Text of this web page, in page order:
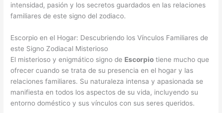
intensidad, pasión y los secretos guardados en las relaciones
familiares de este signo del zodiaco.
Escorpio en el Hogar: Descubriendo los Vínculos Familiares de
este Signo Zodiacal Misterioso
El misterioso y enigmático signo de Escorpio tiene mucho que
ofrecer cuando se trata de su presencia en el hogar y las
relaciones familiares. Su naturaleza intensa y apasionada se
manifiesta en todos los aspectos de su vida, incluyendo su
entorno doméstico y sus vínculos con sus seres queridos.